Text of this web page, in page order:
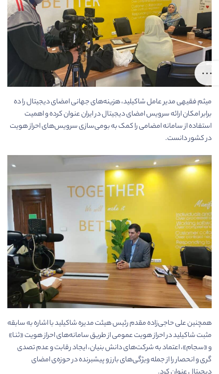
میثم فقیهی مدیر عامل شاکیلید، هزینه­‌های جهانی امضای دیجیتال را ده
برابر امکان ارائه سرویس امضای دیجیتال در ایران عنوان کرده و اهمیت
استفاده از سامانه امضامی را کمک به بومی­‌سازی سرویس­‌های احراز هویت
در کشور دانست.
همچنین علی حاجی­‌زاده مقدم رئیس هیئت مدیره شاکیلید با اشاره به سابقه
مثبت شاکیلید در احراز هویت عمومی از طریق سامانه­‌های احراز هویت «ثنا»
و «سجام»، اعتماد به شرکت­‌های دانش بنیان، ایجاد رقابت و عدم تصدی­‌
گری و انحصار را از جمله ویژگی­‌های بارز و پیشبرنده­ در حوزه­‌ی امضای